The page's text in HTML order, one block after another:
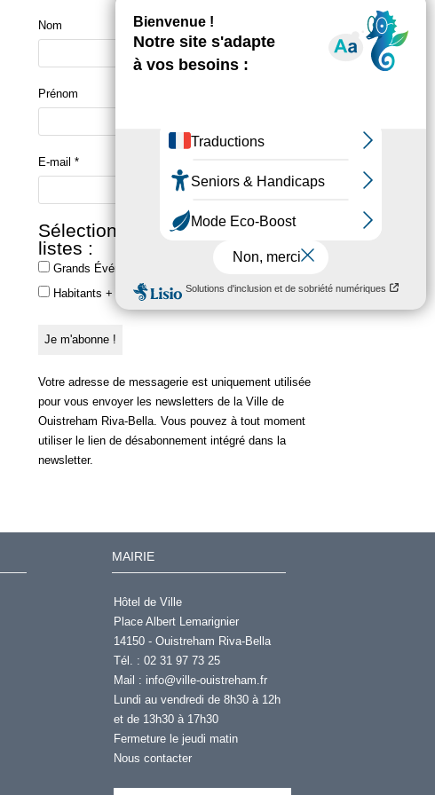
Nom
Prénom
E-mail *
Sélectionner une ou plusieurs
listes :
Grands Événements
Habitants + Grands Événements
Votre adresse de messagerie est uniquement utilisée
pour vous envoyer les newsletters de la Ville de
Ouistreham Riva-Bella. Vous pouvez à tout moment
utiliser le lien de désabonnement intégré dans la
newsletter.
MAIRIE
Hôtel de Ville
Place Albert Lemarignier
14150 - Ouistreham Riva-Bella
Tél. : 02 31 97 73 25
Mail : info@ville-ouistreham.fr
Lundi au vendredi de 8h30 à 12h
et de 13h30 à 17h30
Fermeture le jeudi matin
Nous contacter